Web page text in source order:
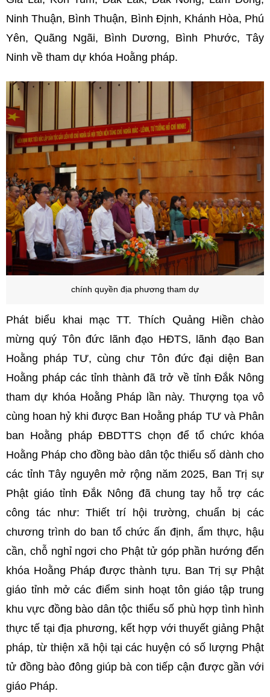
Ninh Thuận, Bình Thuận, Bình Định, Khánh Hòa, Phú
Yên, Quãng Ngãi, Bình Dương, Bình Phước, Tây
Ninh về tham dự khóa Hoằng pháp.
chính quyền địa phương tham dự
Phát biểu khai mạc TT. Thích Quảng Hiền chào
mừng quý Tôn đức lãnh đạo HĐTS, lãnh đạo Ban
Hoằng pháp TƯ, cùng chư Tôn đức đại diện Ban
Hoằng pháp các tỉnh thành đã trở về tỉnh Đắk Nông
tham dự khóa Hoằng Pháp lần này. Thượng tọa vô
cùng hoan hỷ khi được Ban Hoằng pháp TƯ và Phân
ban Hoằng pháp ĐBDTTS chọn để tổ chức khóa
Hoằng Pháp cho đồng bào dân tộc thiểu số dành cho
các tỉnh Tây nguyên mở rộng năm 2025, Ban Trị sự
Phật giáo tỉnh Đắk Nông đã chung tay hỗ trợ các
công tác như: Thiết trí hội trường, chuẩn bị các
chương trình do ban tổ chức ấn định, ẩm thực, hậu
cần, chỗ nghỉ ngơi cho Phật tử góp phần hướng đến
khóa Hoằng Pháp được thành tựu. Ban Trị sự Phật
giáo tỉnh mở các điểm sinh hoạt tôn giáo tập trung
khu vực đồng bào dân tộc thiểu số phù hợp tình hình
thực tế tại địa phương, kết hợp với thuyết giảng Phật
pháp, từ thiện xã hội tại các huyện có số lượng Phật
tử đồng bào đông giúp bà con tiếp cận được gần với
giáo Pháp.